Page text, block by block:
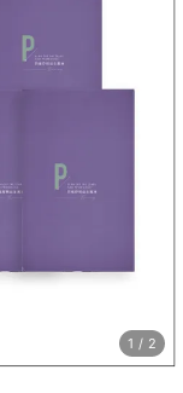
1 / 2